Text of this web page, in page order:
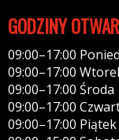
GODZINY
09:00–17:00
09:00–17:00
09:00–17:00 Środa
09:00–17:00
09:00–17:00 Piątek